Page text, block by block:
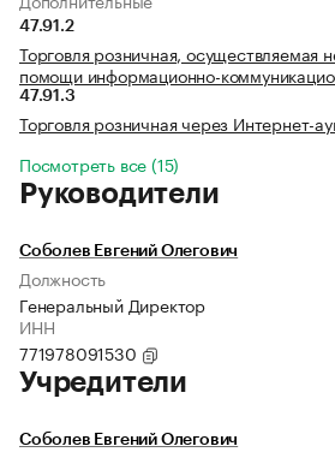
47.91.2
Торговля розничная, осуществляемая
помощи информационно-
47.91.3
Торговля розничная через Интернет-
Посмотреть все (15)
Руководители
Соболев Евгений Олегович
Должность
Генеральный Директор
ИНН
771978091530
Учредители
Соболев Евгений Олегович